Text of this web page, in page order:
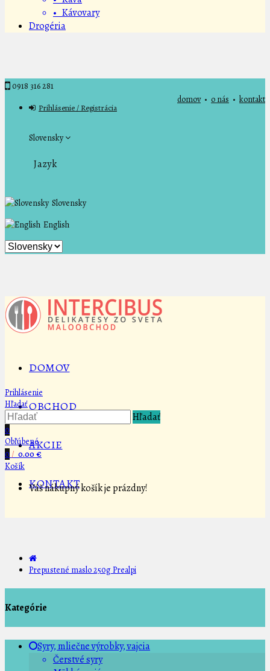
• Kávovary
Drogéria
0918 316 281
domov• o nás • kontakt
Prihlásenie / Registrácia
Slovensky
Jazyk
Slovensky
English
DOMOV
OBCHOD
AKCIE
KONTAKT
Prihlásenie
Hľadať
Hľadať
0
Obľúbené
0 / 0.00 €
Košík
Váš nákupný košík je prázdny!
Prepustené maslo 250g Prealpi
Kategórie
Syry, mliečne výrobky, vajcia
Čerstvé syry